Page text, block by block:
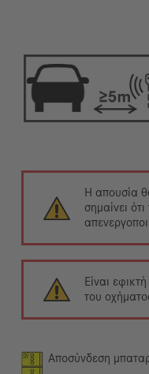
Η απουσία
σημαίνει
Είναι
του
Αποσύνδεση